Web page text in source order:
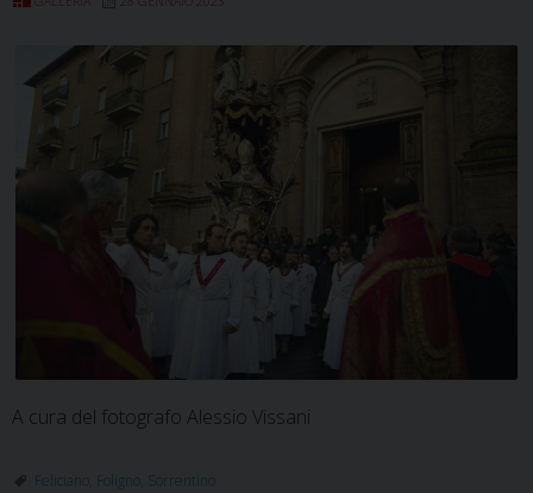
A cura del fotografo Alessio Vissani
Feliciano Foligno Sorrentino